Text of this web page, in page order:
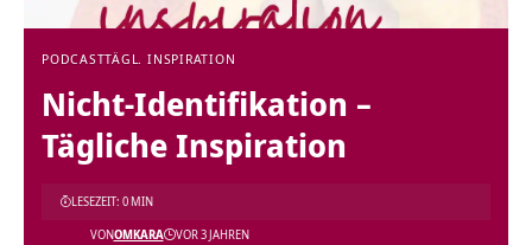
PODCASTTÄGL. INSPIRATION
Nicht-Identifikation –
Tägliche Inspiration
VONOMKARA VOR 3 JAHREN
LESEZEIT: 0 MIN